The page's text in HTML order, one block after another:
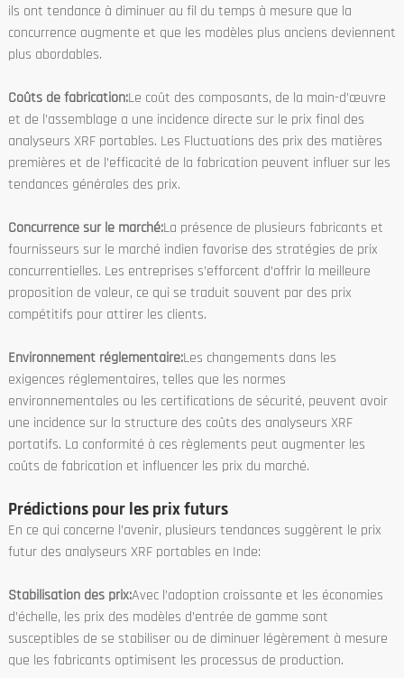
ils ont tendance à diminuer au fil du temps à mesure que la
concurrence augmente et que les modèles plus anciens deviennent
plus abordables.
Coûts de fabrication:Le coût des composants, de la main-d’œuvre
et de l’assemblage a une incidence directe sur le prix final des
analyseurs XRF portables. Les Fluctuations des prix des matières
premières et de l’efficacité de la fabrication peuvent influer sur les
tendances générales des prix.
Concurrence sur le marché:La présence de plusieurs fabricants et
fournisseurs sur le marché indien favorise des stratégies de prix
concurrentielles. Les entreprises s’efforcent d’offrir la meilleure
proposition de valeur, ce qui se traduit souvent par des prix
compétitifs pour attirer les clients.
Environnement réglementaire:Les changements dans les
exigences réglementaires, telles que les normes
environnementales ou les certifications de sécurité, peuvent avoir
une incidence sur la structure des coûts des analyseurs XRF
portatifs. La conformité à ces règlements peut augmenter les
coûts de fabrication et influencer les prix du marché.
Prédictions pour les prix futurs
En ce qui concerne l’avenir, plusieurs tendances suggèrent le prix
futur des analyseurs XRF portables en Inde:
Stabilisation des prix:Avec l’adoption croissante et les économies
d’échelle, les prix des modèles d’entrée de gamme sont
susceptibles de se stabiliser ou de diminuer légèrement à mesure
que les fabricants optimisent les processus de production.